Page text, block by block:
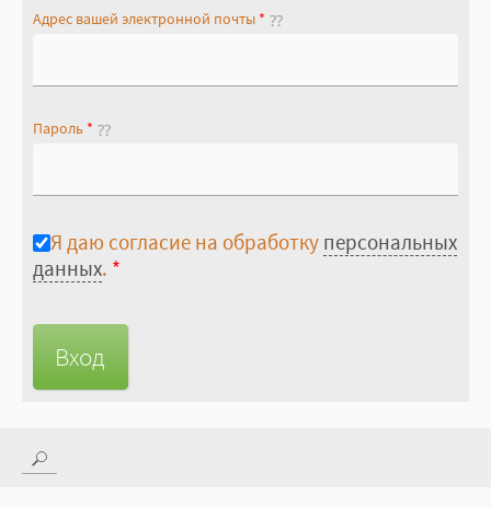
Адрес вашей электронной почты *
Пароль *
Я даю согласие на обработку персональных
данных. *
Форма поиска
Поиск